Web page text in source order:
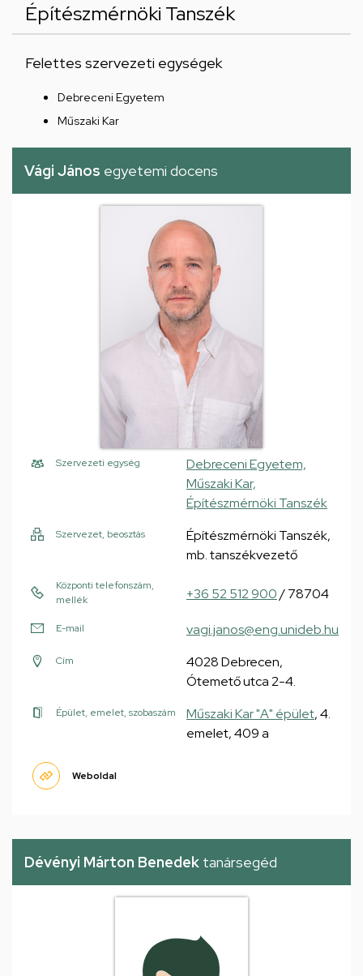
Építészmérnöki Tanszék
Felettes szervezeti egységek
Debreceni Egyetem
Műszaki Kar
Vági János egyetemi docens
Szervezeti egység
Debreceni Egyetem,
Műszaki Kar,
Építészmérnöki Tanszék
Szervezet, beosztás
Építészmérnöki Tanszék,
mb. tanszékvezető
Központi telefonszám,
mellék
+36 52 512 900/ 78704
E-mail vagi.janos@eng.unideb.hu
Cím
4028 Debrecen,
Ótemető utca 2-4.
Épület, emelet, szobaszám Műszaki Kar "A" épület, 4.
emelet, 409 a
Weboldal
Dévényi Márton Benedek tanársegéd